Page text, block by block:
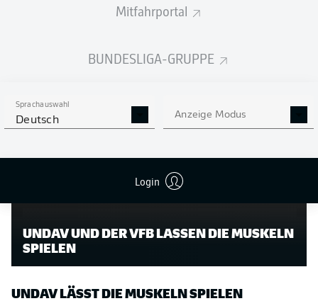
Mitfahrportal
BUNDESLIGA-GRUPPE
Sprachauswahl
Deutsch Anzeige Modus
Login
Sowohl er als auch sein BackupEl Bilal Touré
allerdings drei Spieler, die bereits in der letzten Saison
UNDAV UND DER VFB LASSEN DIE MUSKELN
SPIELEN
UNDAV LÄSST DIE MUSKELN SPIELEN